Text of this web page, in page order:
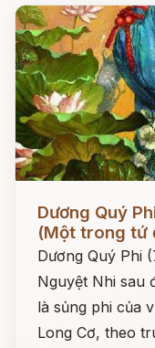
Dương Quý
(Một trong tứ
Dương Quý Phi
Nguyệt Nhi sau
là sủng phi của
Long Cơ, theo